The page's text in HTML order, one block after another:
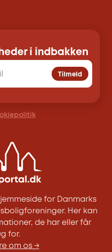
i indbakken
Tilmeld
for Danmarks
Her kan
de har eller får
for.
om os →